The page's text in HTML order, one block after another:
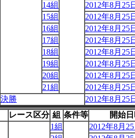
14組
2012年8月25
15組
2012年8月25
16組
2012年8月25
17組
2012年8月25
18組
2012年8月25
19組
2012年8月25
20組
2012年8月25
21組
2012年8月25
決勝
2012年8月25
レース区分 組 条件等
開始
1組
2012年8月